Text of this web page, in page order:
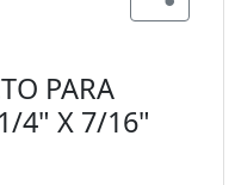
PARA
4" X 7/16"